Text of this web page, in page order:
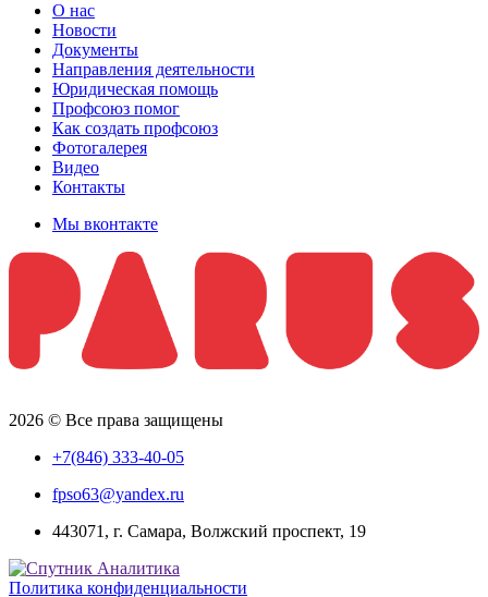
О нас
Новости
Документы
Направления деятельности
Юридическая помощь
Профсоюз помог
Как создать профсоюз
Фотогалерея
Видео
Контакты
Мы вконтакте
2026 © Все права защищены
+7(846) 333-40-05
fpso63@yandex.ru
443071, г. Самара, Волжский проспект, 19
Политика конфиденциальности